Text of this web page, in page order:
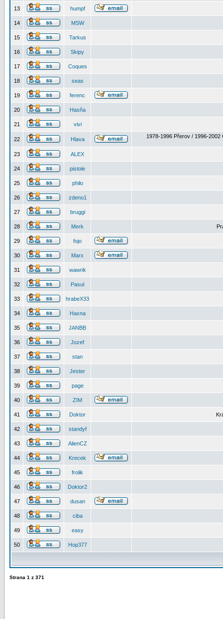
13 humpf
14 MSW
15 Tarkus
16 Skipy
17 Coques
18 seas
19 ferenc
20 Hasňa
21 vivi
22 Hlava 1978-1996 Přerov / 1996-2002
23 ALEX
24 pistole
25 philo
26 zdeno1
27 bruggi
28 Merk
29 fojo
30 Marx
31 wawrik
32 Pasul
33 hrabeX33
34 Haxna
35 JANBB
36 Jozef
37 stan
38 Jester
39 page
40 ZIM
41 Doktor
42 standyf
43 AlienCZ
44 Krecek
45 frolik
46 Doktor2
47 dusan
48 ciba
49 easy
50 Hop377
Strana 1 z 371